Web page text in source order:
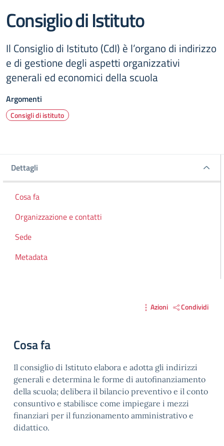
Consiglio di Istituto
Il Consiglio di Istituto (CdI) è l’organo di indirizzo
e di gestione degli aspetti organizzativi
generali ed economici della scuola
Argomenti
Consigli di istituto
Dettagli
Dettagli
Cosa fa
Organizzazione e contatti
Sede
Metadata
Azioni Condividi
Cosa fa
Il consiglio di Istituto elabora e adotta gli indirizzi
generali e determina le forme di autofinanziamento
della scuola; delibera il bilancio preventivo e il conto
consuntivo e stabilisce come impiegare i mezzi
finanziari per il funzionamento amministrativo e
didattico.